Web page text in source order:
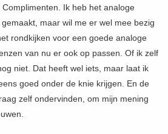
Ik heb het analoge
maar wil me er wel mee bezig
rondkijken voor een goede analoge
van nu er ook op passen. Of ik zelf
niet. Dat heeft wel iets, maar laat ik
goed onder de knie krijgen. En de
zelf ondervinden, om mijn mening